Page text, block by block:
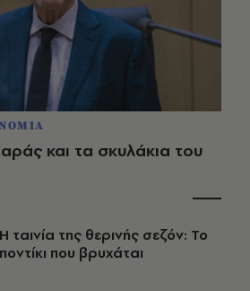
και τα σκυλάκια του
Η ταινία της θερινής σεζόν: Το
ποντίκι που βρυχάται